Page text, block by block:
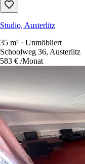
Studio, Austerlitz
35 m² · Unmöbliert
Schoolweg 36, Austerlitz
583 € /Monat